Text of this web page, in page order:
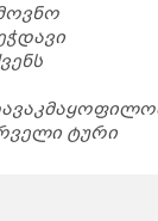
ტური